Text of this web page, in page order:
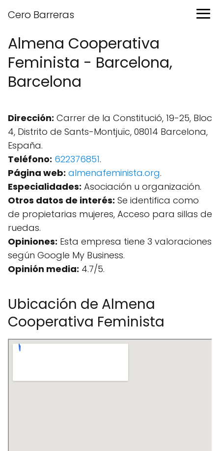
Cero Barreras
Almena Cooperativa
Feminista - Barcelona,
Barcelona
Dirección: Carrer de la Constitució, 19-25, Bloc
4, Distrito de Sants-Montjuïc, 08014 Barcelona,
España.
Teléfono: 622376851.
Página web: almenafeminista.org.
Especialidades: Asociación u organización.
Otros datos de interés: Se identifica como
de propietarias mujeres, Acceso para sillas de
ruedas.
Opiniones: Esta empresa tiene 3 valoraciones
según Google My Business.
Opinión media: 4.7/5.
Ubicación de Almena
Cooperativa Feminista